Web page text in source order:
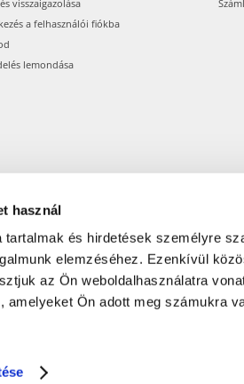
használ
tartalmak és hirdetések személyre
elemzéséhez. Ezenkívül
az Ön weboldalhasználatra
amelyeket Ön adott meg számukra
visszaigazolása
a felhasználói fiókba
lemondása